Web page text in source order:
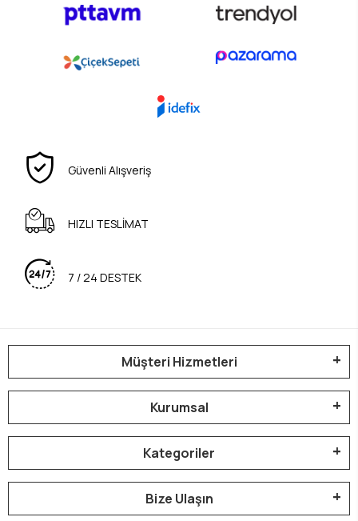
Güvenli Alışveriş
HIZLI TESLİMAT
7 / 24 DESTEK
Müşteri Hizmetleri
Kurumsal
Kategoriler
Bize Ulaşın